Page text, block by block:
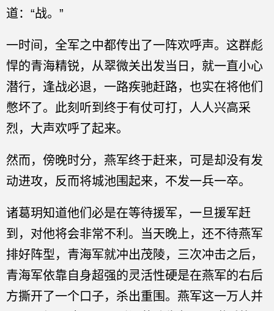
道：“战。”
一时间，全军之中都传出了一阵欢呼声。这群彪
悍的青海精锐，从翠微关出发当日，就一直小心
潜行，逢战必退，一路疾驰赶路，也实在将他们
憋坏了。此刻听到终于有仗可打，人人兴高采
烈，大声欢呼了起来。
然而，傍晚时分，燕军终于赶来，可是却没有发
动进攻，反而将城池围起来，不发一兵一卒。
诸葛玥知道他们必是在等待援军，一旦援军赶
到，对他将会非常不利。当天晚上，还不待燕军
排好阵型，青海军就冲出茂陵，三次冲击之后，
青海军依靠自身超强的灵活性硬是在燕军的右后
方撕开了一个口子，杀出重围。燕军这一万人并